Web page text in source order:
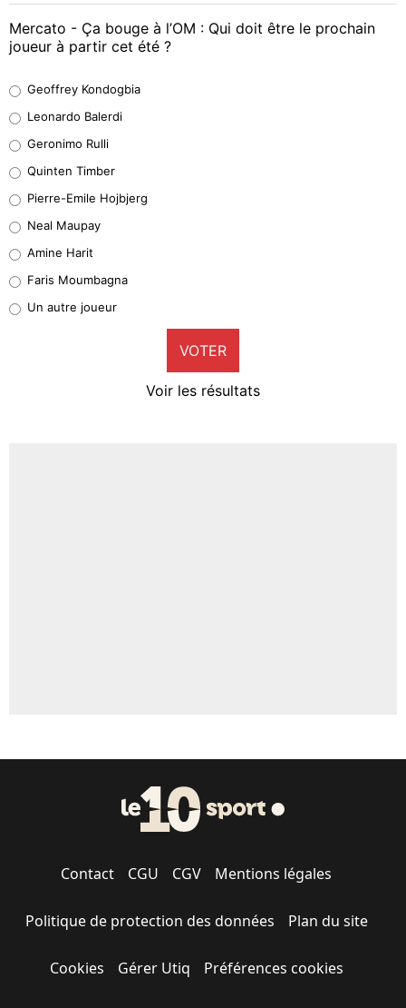
Mercato - Ça bouge à l’OM : Qui doit être le prochain
joueur à partir cet été ?
38%
32%
5%
1%
9%
Geoffrey Kondogbia
Leonardo Balerdi
Geronimo Rulli
Quinten Timber
Pierre-Emile Hojbjerg
Neal Maupay
Amine Harit
Faris Moumbagna
Un autre joueur
VOTER
Voir les résultats
Contact CGU CGV Mentions légales
Politique de protection des données Plan du site
Cookies Gérer Utiq Préférences cookies